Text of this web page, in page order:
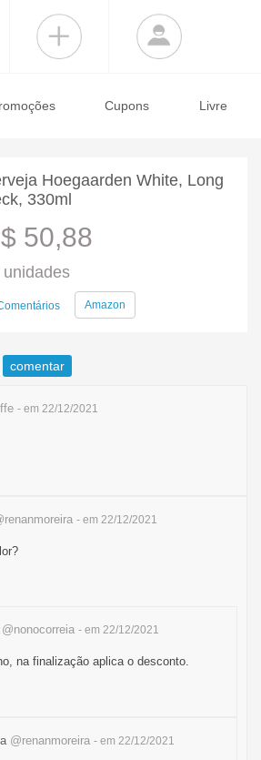
Cupons Livre
Hoegaarden White, Long
330ml
50,88
unidades
Amazon
comentar
- em 22/12/2021
- em 22/12/2021
@nonocorreia - em 22/12/2021
na finalização aplica o desconto.
@renanmoreira - em 22/12/2021